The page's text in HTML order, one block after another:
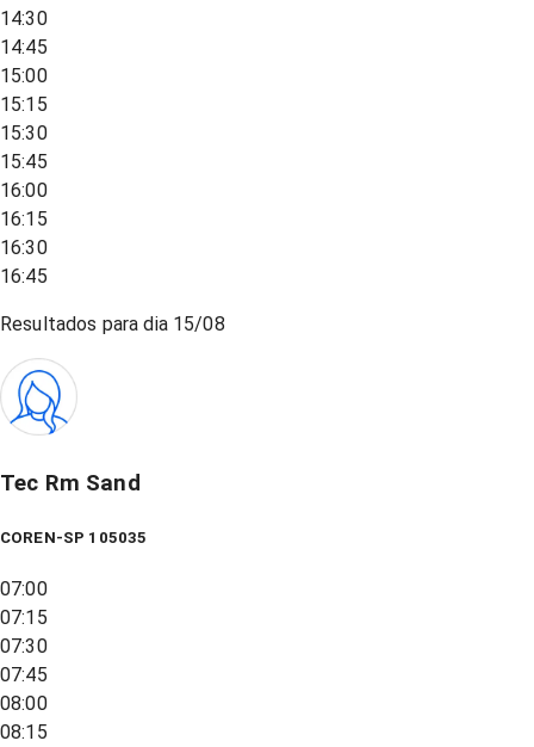
14:30
14:45
15:00
15:15
15:30
15:45
16:00
16:15
16:30
16:45
Resultados para dia 15/08
Tec Rm Sand
COREN-SP 105035
07:00
07:15
07:30
07:45
08:00
08:15